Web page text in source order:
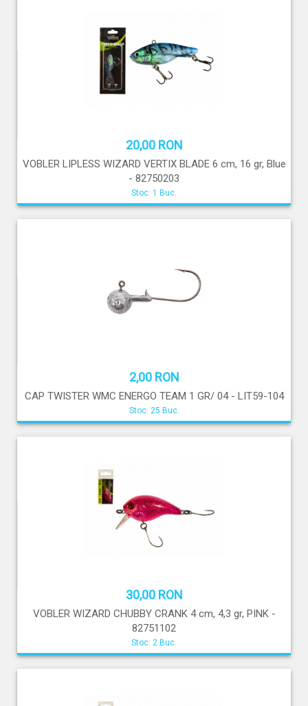
20,00 RON
VOBLER LIPLESS WIZARD VERTIX BLADE 6 cm, 16 gr, Blue
- 82750203
Stoc: 1 Buc.
2,00 RON
CAP TWISTER WMC ENERGO TEAM 1 GR/ 04 - LIT59-104
Stoc: 25 Buc.
30,00 RON
VOBLER WIZARD CHUBBY CRANK 4 cm, 4,3 gr, PINK -
82751102
Stoc: 2 Buc.